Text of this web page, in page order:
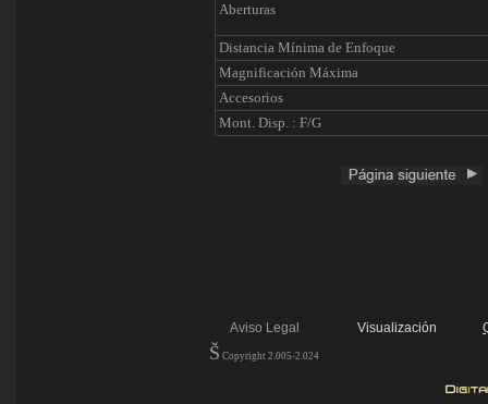
Aberturas
Distancia Mínima de Enfoque
Magnificación Máxima
Accesorios
Mont. Disp. : F/G